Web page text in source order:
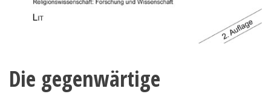
Die gegenwärtige